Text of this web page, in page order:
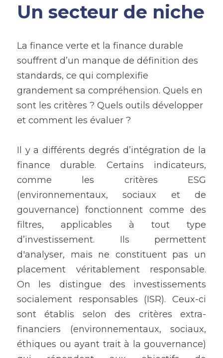
Un secteur de niche
La finance verte et la finance durable
souffrent d’un manque de définition des
standards, ce qui complexifie
grandement sa compréhension. Quels en
sont les critères ? Quels outils développer
et comment les évaluer ?
Il y a différents degrés d’intégration de la
finance durable. Certains indicateurs,
comme les critères ESG
(environnementaux, sociaux et de
gouvernance) fonctionnent comme des
filtres, applicables à tout type
d’investissement. Ils permettent
d'analyser, mais ne constituent pas un
placement véritablement responsable.
On les distingue des investissements
socialement responsables (ISR). Ceux-ci
sont établis selon des critères extra-
financiers (environnementaux, sociaux,
éthiques ou ayant trait à la gouvernance)